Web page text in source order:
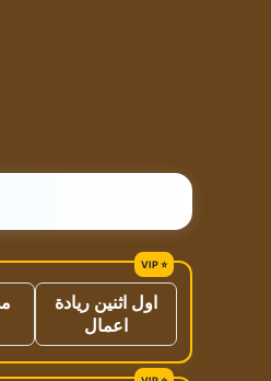
اول اثنين ريادة
اعمال